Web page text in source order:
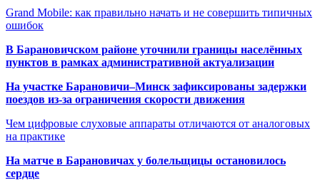
Grand Mobile: как правильно начать и не совершить типичных
ошибок
В Барановичском районе уточнили границы населённых
пунктов в рамках административной актуализации
На участке Барановичи–Минск зафиксированы задержки
поездов из-за ограничения скорости движения
Чем цифровые слуховые аппараты отличаются от аналоговых
на практике
На матче в Барановичах у болельщицы остановилось
сердце